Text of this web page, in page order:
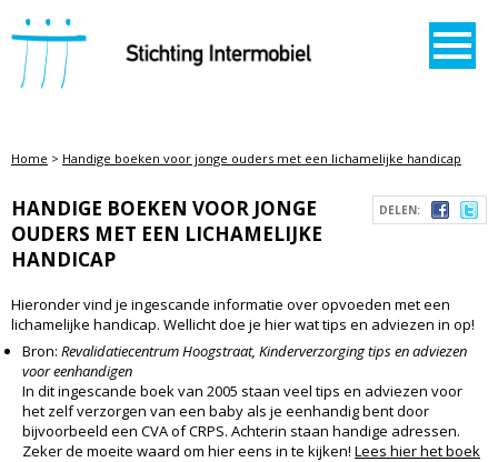
STICHTING INTERMOBIEL
Home > Handige boeken voor jonge ouders met een lichamelijke handicap
DELEN:
HANDIGE BOEKEN VOOR JONGE
OUDERS MET EEN LICHAMELIJKE
HANDICAP
Hieronder vind je ingescande informatie over opvoeden met een
lichamelijke handicap. Wellicht doe je hier wat tips en adviezen in op!
Bron: Revalidatiecentrum Hoogstraat, Kinderverzorging tips en adviezen
voor eenhandigen
In dit ingescande boek van 2005 staan veel tips en adviezen voor
het zelf verzorgen van een baby als je eenhandig bent door
bijvoorbeeld een CVA of CRPS. Achterin staan handige adressen.
Zeker de moeite waard om hier eens in te kijken! Lees hier het boek